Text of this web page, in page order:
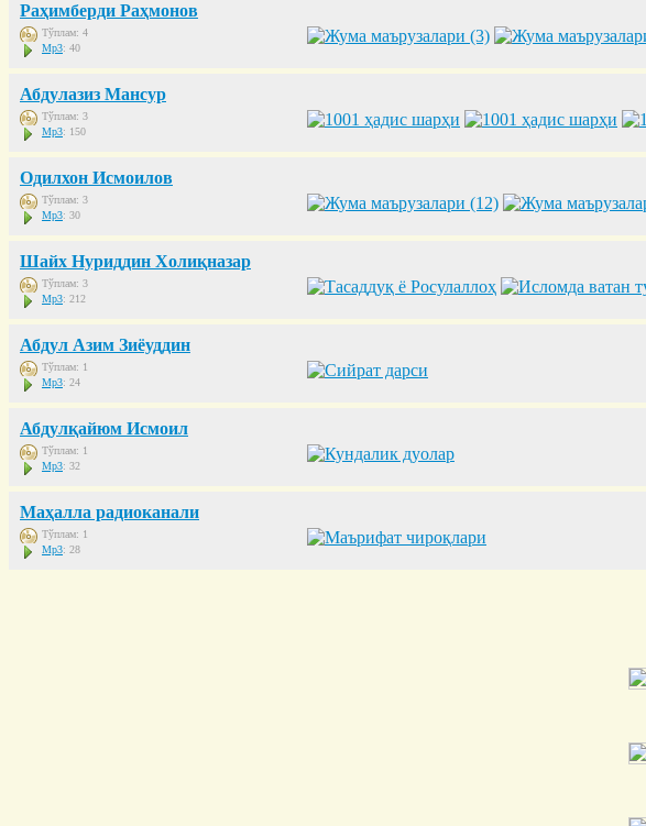
Раҳимберди Раҳмонов
Тўплам: 4
Mp3: 40
Абдулазиз Мансур
Тўплам: 3
Mp3: 150
Одилхон Исмоилов
Тўплам: 3
Mp3: 30
Шайх Нуриддин Холиқназар
Тўплам: 3
Mp3: 212
Абдул Азим Зиёуддин
Тўплам: 1
Mp3: 24
Абдулқайюм Исмоил
Тўплам: 1
Mp3: 32
Маҳалла радиоканали
Тўплам: 1
Mp3: 28